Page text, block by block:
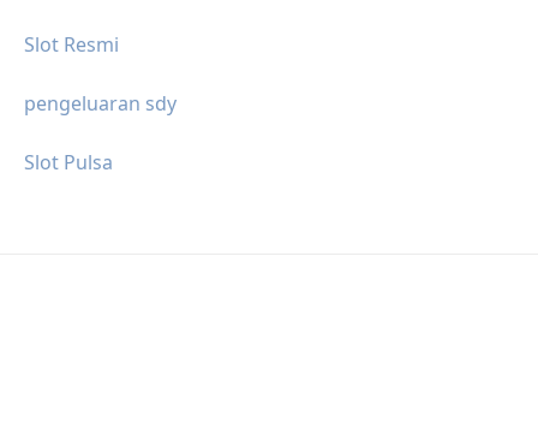
Slot Resmi
pengeluaran sdy
Slot Pulsa